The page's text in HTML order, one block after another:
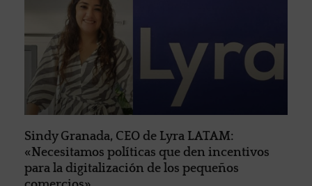
Sindy Granada, CEO de Lyra LATAM:
«Necesitamos políticas que den incentivos
para la digitalización de los pequeños